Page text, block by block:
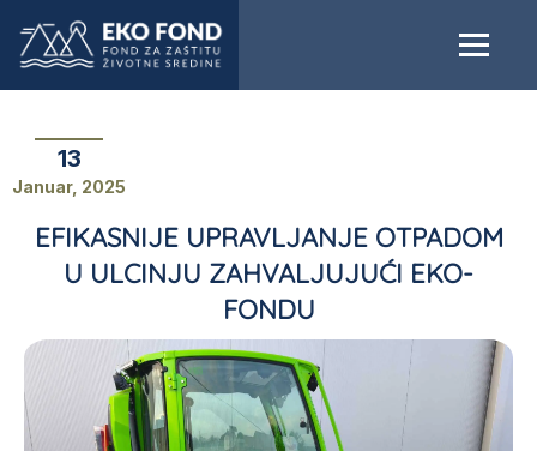
13
Januar, 2025
EFIKASNIJE UPRAVLJANJE OTPADOM
U ULCINJU ZAHVALJUJUĆI EKO-
FONDU